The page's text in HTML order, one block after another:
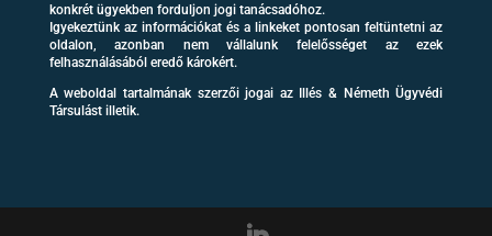
konkrét ügyekben forduljon jogi tanácsadóhoz.
Igyekeztünk az információkat és a linkeket pontosan feltüntetni az
oldalon, azonban nem vállalunk felelősséget az ezek
felhasználásából eredő károkért.
A weboldal tartalmának szerzői jogai az Illés & Németh Ügyvédi
Társulást illetik.